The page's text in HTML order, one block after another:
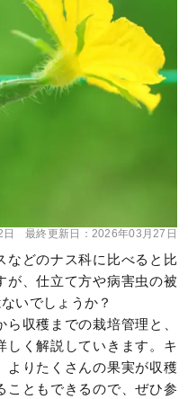
最終更新日： 2026年03月27日
などのナス科に比べると比
が、仕立て方や病害虫の被
いでしょうか？
収穫までの栽培管理と、
しく解説していきます。キ
よりたくさんの果実が収穫
こともできるので、ぜひ参